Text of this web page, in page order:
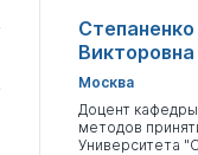
Викторовна
Москва
Доцент
методов
Университета